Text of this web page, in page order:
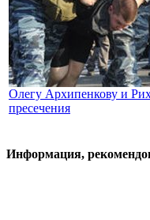
Олегу Архипенкову и
пресечения
Информация,